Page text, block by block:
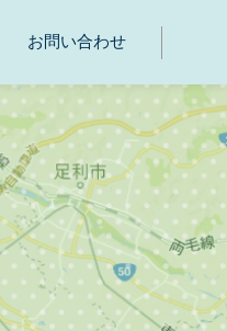
お問い合わせ